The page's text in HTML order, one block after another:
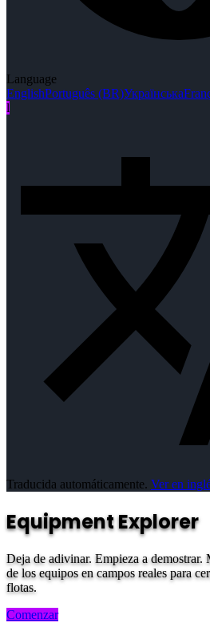
Language
EnglishPortuguês (BR)Українська
l
Traducida automáticamente. Ver en
Equipment Explorer
Deja de adivinar. Empieza a demostrar.
de los equipos en campos reales para
flotas.
Comenzar